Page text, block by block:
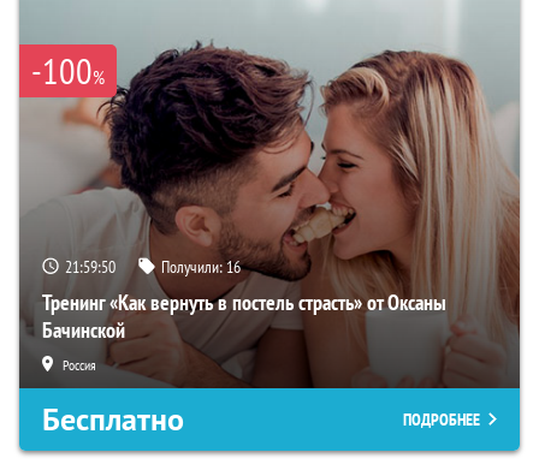
-100%
21:59:49 Получили:16
Тренинг «Как вернуть в постель страсть» от Оксаны
Бачинской
Россия
Бесплатно ПОДРОБНЕЕ